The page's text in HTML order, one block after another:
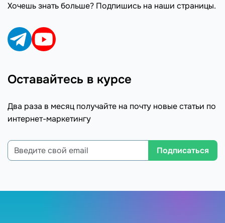
Хочешь знать больше? Подпишись на наши страницы.
Оставайтесь в курсе
Два раза в месяц получайте на почту новые статьи по
интернет-маркетингу
Подписаться